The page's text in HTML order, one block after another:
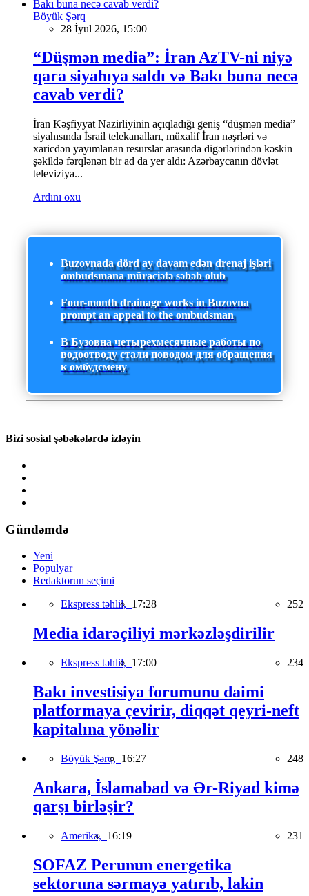
Böyük Şərq
28 İyul 2026, 15:00
“Düşmən media”: İran AzTV-ni niyə
qara siyahıya saldı və Bakı buna necə
cavab verdi?
İran Kəşfiyyat Nazirliyinin açıqladığı geniş “düşmən media”
siyahısında İsrail telekanalları, müxalif İran nəşrləri və
xaricdən yayımlanan resurslar arasında digərlərindən kəskin
şəkildə fərqlənən bir ad da yer aldı: Azərbaycanın dövlət
televiziya...
Ardını oxu
Buzovnada dörd ay davam edən drenaj işləri
ombudsmana müraciətə səbəb olub
Four-month drainage works in Buzovna
prompt an appeal to the ombudsman
В Бузовна четырехмесячные работы по
водоотводу стали поводом для обращения
к омбудсмену
Bizi sosial şəbəkələrdə izləyin
Gündəmdə
Yeni
Populyar
Redaktorun seçimi
Ekspress təhlil, 17:28 252
Media idarəçiliyi mərkəzləşdirilir
Ekspress təhlil, 17:00 234
Bakı investisiya forumunu daimi
platformaya çevirir, diqqət qeyri-neft
kapitalına yönəlir
Böyük Şərq, 16:27 248
Ankara, İslamabad və Ər-Riyad kimə
qarşı birləşir?
Amerika, 16:19 231
SOFAZ Perunun energetika
sektoruna sərmayə yatırıb, lakin